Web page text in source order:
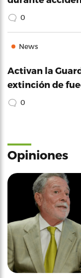
0
News
Activan la
extinción de
0
Opiniones